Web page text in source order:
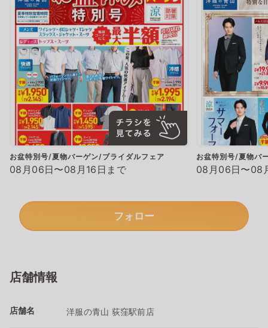
お盆特別号/夏物バーゲン/ブライダルフェア
08月06日〜08月16日まで
お盆特別号/夏物バ
08月06日〜08
フォロー
店舗情報
店舗名 洋服の青山 荻窪駅前店